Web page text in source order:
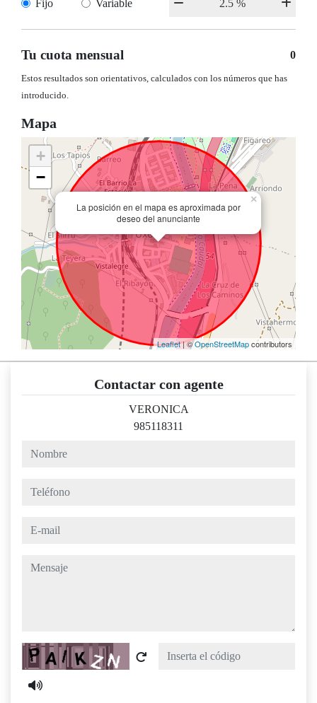
Fijo Variable
Tu cuota mensual 0
Estos resultados son orientativos, calculados con los números que has
introducido.
Mapa
La posición en el mapa es aproximada por
deseo del anunciante
×
+
−
Leaflet| ©OpenStreetMapcontributors
Contactar con agente
VERONICA
985118311
nombre
teléfono
e-mail
mensaje
Captcha